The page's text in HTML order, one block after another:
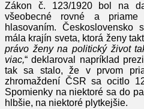
Zákon č. 123/1920 bol na
všeobecné rovné a priame
hlasovaním.
mála krajín sveta, ktorá ženy
právo ženy na politický život
viac,“ deklaroval napríklad
tak sa stalo, že v prvom
zhromaždení ČSR sa ocitlo
Spomienky na niektoré sa do
hlbšie, na niektoré plytkejšie.